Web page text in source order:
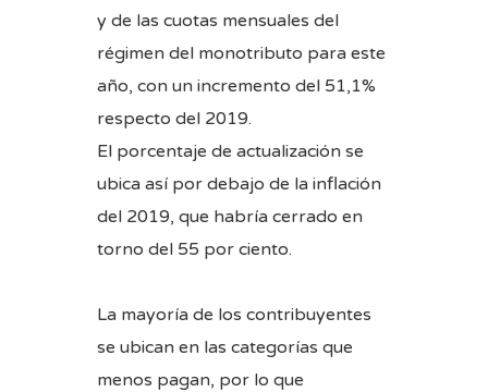
y de las cuotas mensuales del
régimen del monotributo para este
año, con un incremento del 51,1%
respecto del 2019.
El porcentaje de actualización se
ubica así por debajo de la inflación
del 2019, que habría cerrado en
torno del 55 por ciento.
La mayoría de los contribuyentes
se ubican en las categorías que
menos pagan, por lo que